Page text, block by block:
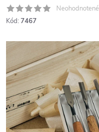
Neohodnotené
Kód: 7467